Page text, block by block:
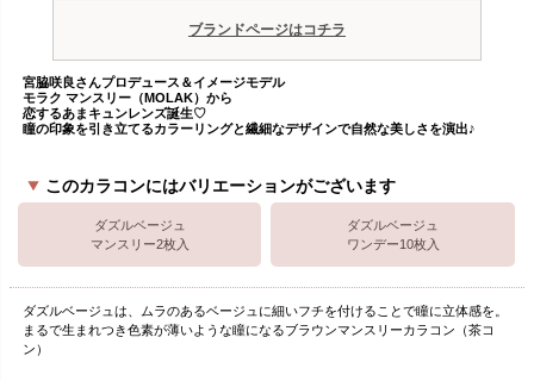
ブランドページはコチラ
宮脇咲良さんプロデュース＆イメージモデル
モラク マンスリー（MOLAK）から
恋するあまキュンレンズ誕生♡
瞳の印象を引き立てるカラーリングと繊細なデザインで自然な美しさを演出♪
このカラコンにはバリエーションがございます
ダズルベージュ
マンスリー2枚入
ダズルベージュ
ワンデー10枚入
ダズルベージュは、ムラのあるベージュに細いフチを付けることで瞳に立体感を。
まるで生まれつき色素が薄いような瞳になるブラウンマンスリーカラコン（茶コ
ン）